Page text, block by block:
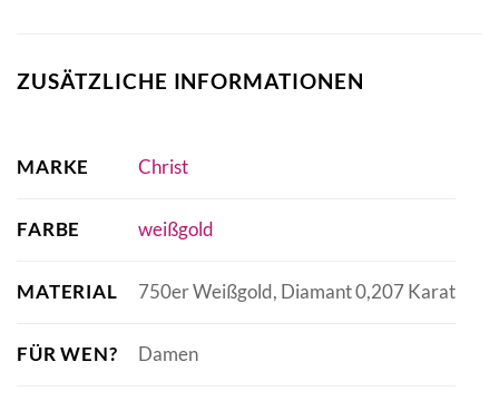
ZUSÄTZLICHE INFORMATIONEN
MARKE Christ
FARBE weißgold
MATERIAL 750er Weißgold, Diamant 0,207 Karat
FÜR WEN? Damen